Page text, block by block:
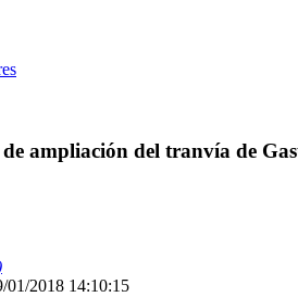
ampliación del tranvía de
01/2018 14:10:15